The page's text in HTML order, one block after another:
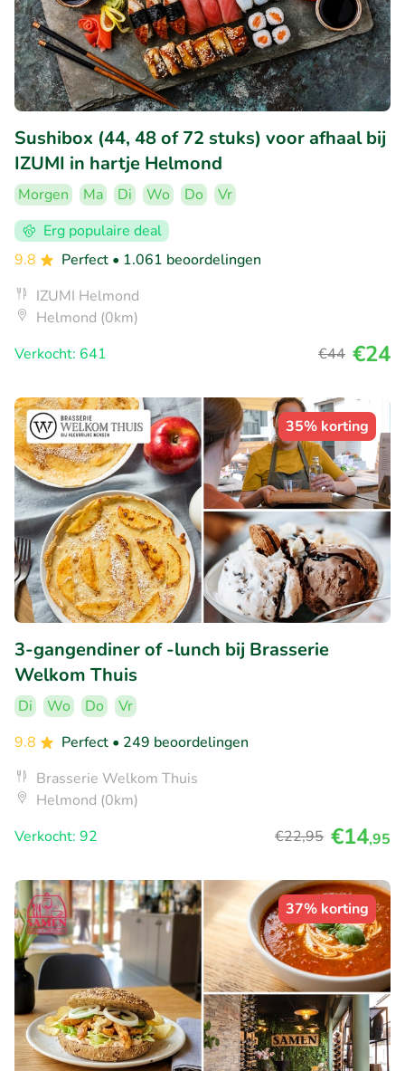
Sushibox (44, 48 of 72 stuks) voor afhaal bij
IZUMI in hartje Helmond
Morgen Ma Di Wo Do
Vr
Erg populaire deal
9.8
Perfect • 1.061 beoordelingen
IZUMI Helmond
Helmond (0km)
Verkocht: 641
€44 €24
35% korting
3-gangendiner of -lunch bij Brasserie
Welkom Thuis
Di Wo Do
Vr
9.8
Perfect • 249 beoordelingen
Brasserie Welkom Thuis
Helmond (0km)
Verkocht: 92
€22,95 €14,95
37% korting